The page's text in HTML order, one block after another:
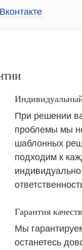
Вконтакте
При решении
проблемы мы
шаблонных
подходим к
Гарантия
Мы
останетесь